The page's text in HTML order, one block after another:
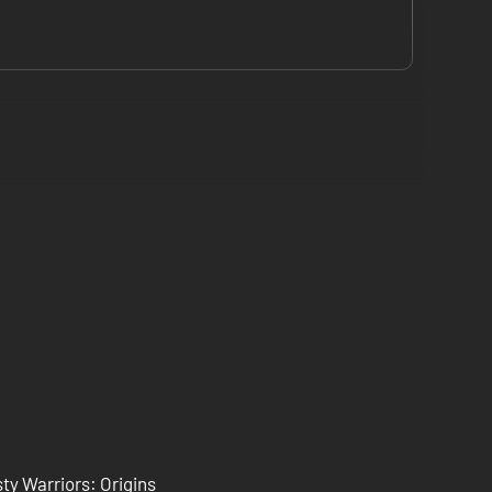
o acesso antecipado.
2" ao "DYNASTY WARRIORS 5 Empires", sem
e indo a Special Content, Music, e selecionando "Early
Warriors: Origins